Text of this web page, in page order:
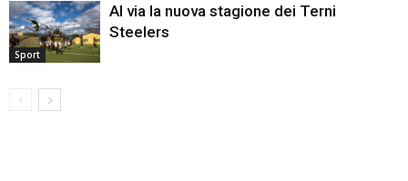
Sport
Al via la nuova stagione dei Terni
Steelers